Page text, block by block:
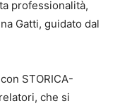
professionalità,
Gatti, guidato dal
STORICA-
che si